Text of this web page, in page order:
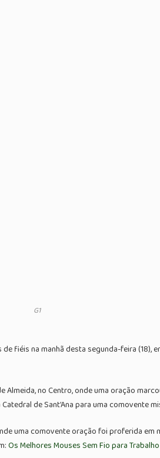
G1
fiéis na manhã desta segunda-feira
no Centro, onde uma oração
de Sant’Ana para uma comovente
uma comovente oração foi proferida
Os Melhores Mouses Sem Fio para